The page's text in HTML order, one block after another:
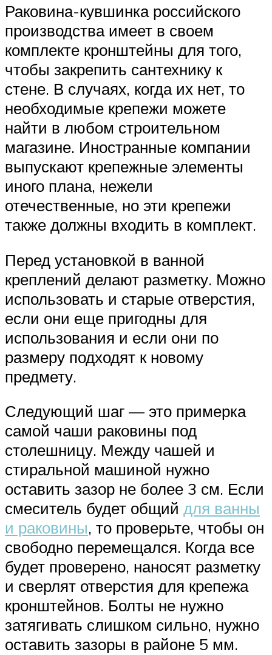
Раковина-кувшинка российского
производства имеет в своем
комплекте кронштейны для того,
чтобы закрепить сантехнику к
стене. В случаях, когда их нет, то
необходимые крепежи можете
найти в любом строительном
магазине. Иностранные компании
выпускают крепежные элементы
иного плана, нежели
отечественные, но эти крепежи
также должны входить в комплект.
Перед установкой в ванной
креплений делают разметку. Можно
использовать и старые отверстия,
если они еще пригодны для
использования и если они по
размеру подходят к новому
предмету.
Следующий шаг — это примерка
самой чаши раковины под
столешницу. Между чашей и
стиральной машиной нужно
оставить зазор не более 3 см. Если
смеситель будет общий для ванны
и раковины, то проверьте, чтобы он
свободно перемещался. Когда все
будет проверено, наносят разметку
и сверлят отверстия для крепежа
кронштейнов. Болты не нужно
затягивать слишком сильно, нужно
оставить зазоры в районе 5 мм.